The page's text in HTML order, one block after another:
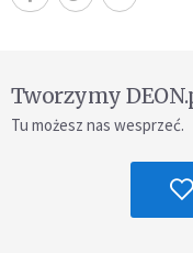
Tworzymy
Tu możesz nas wesprzeć.